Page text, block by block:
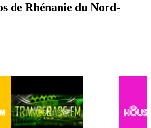
de Rhénanie du Nord-